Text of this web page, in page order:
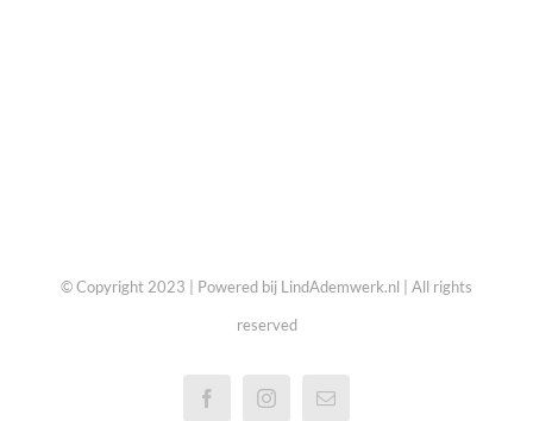
© Copyright 2023 | Powered bij LindAdemwerk.nl | All rights
reserved